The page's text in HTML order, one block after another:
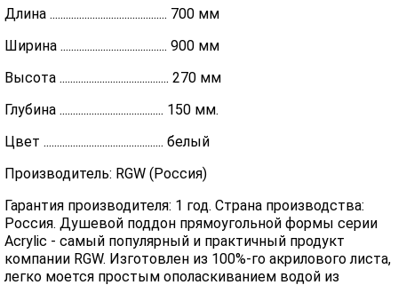
Длина ............................................ 700 мм
Ширина ........................................ 900 мм
Высота ......................................... 270 мм
Глубина ....................................... 150 мм.
Цвет ............................................. белый
Производитель: RGW (Россия)
Гарантия производителя: 1 год. Страна производства:
Россия. Душевой поддон прямоугольной формы серии
Acrylic - самый популярный и практичный продукт
компании RGW. Изготовлен из 100%-го акрилового листа,
легко моется простым ополаскиванием водой из